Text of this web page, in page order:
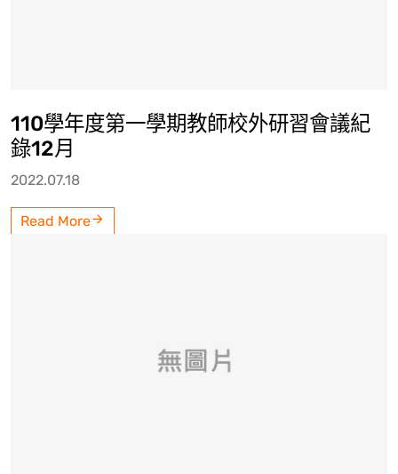
110學年度第一學期教師校外研習會議紀
錄12月
2022.07.18
Read More